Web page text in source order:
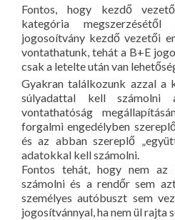
Fontos, hogy kezdő
kategória
jogosoítvány kezdő vezetői
vontathatunk, tehát a B+E
csak a letelte után van
Gyakran találkozunk azzal a
súlyadattal kell számolni
vontathatóság
forgalmi engedélyben
és az abban szereplő
adatokkal kell számolni.
Fontos tehát, hogy nem az
számolni és a rendőr sem
személyes autóbuszt sem
jogosítvánnyal, ha nem ül rajta